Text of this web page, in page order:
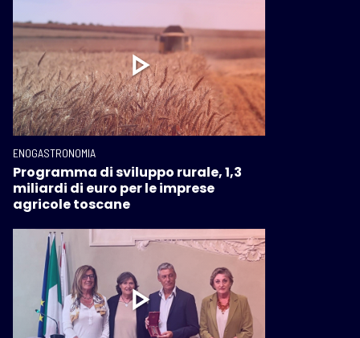
ENOGASTRONOMIA
Programma di sviluppo rurale, 1,3
miliardi di euro per le imprese
agricole toscane